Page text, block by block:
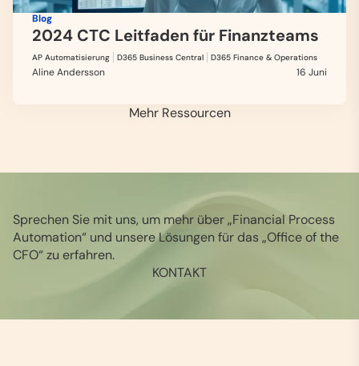
Blog
2024 CTC Leitfaden für Finanzteams
AP Automatisierung D365 Business Central D365 Finance & Operations
Aline Andersson 16 Juni
Mehr Ressourcen
Sprechen Sie mit uns, um mehr über „Financial Process
Automation“ und unsere Lösungen für das „Office of the
CFO“ zu erfahren.
KONTAKT